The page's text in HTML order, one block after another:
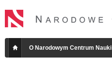
O Narodowym Centrum Nauki